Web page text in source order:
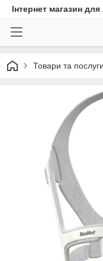
Інтернет магазин
Товари та послуги